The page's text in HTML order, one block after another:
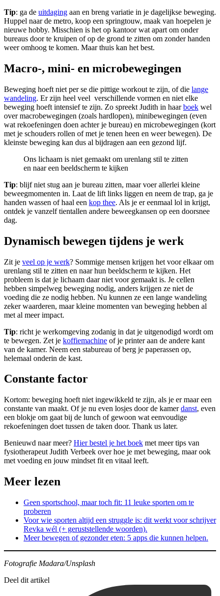
Tip: ga de uitdaging aan en breng variatie in je dagelijkse beweging.
Huppel naar de metro, koop een springtouw, maak van hoepelen je
nieuwe hobby. Misschien is het op kantoor wat apart om onder
bureaus door te kruipen of op de grond te zitten om zonder handen
weer omhoog te komen. Maar thuis kan het best.
Macro-, mini- en microbewegingen
Beweging hoeft niet per se die pittige workout te zijn, of die lange
wandeling. Er zijn heel veel verschillende vormen en niet elke
beweging hoeft intensief te zijn. Zo spreekt Judith in haarboek wel
over macrobewegingen (zoals hardlopen), minibewegingen (even
wat rekoefeningen doen achter je bureau) en microbewegingen (kort
met je schouders rollen of met je tenen heen en weer bewegen). De
kleinste beweging kan dus al bijdragen aan een gezond lijf.
Ons lichaam is niet gemaakt om urenlang stil te zitten
en naar een beeldscherm te kijken
Tip: blijf niet stug aan je bureau zitten, maar voer allerlei kleine
beweegmomenten in. Laat de lift links liggen en neem de trap, ga je
handen wassen of haal een kop thee. Als je er eenmaal lol in krijgt,
ontdek je vanzelf tientallen andere beweegkansen op een doorsnee
dag.
Dynamisch bewegen tijdens je werk
Zit je veel op je werk? Sommige mensen krijgen het voor elkaar om
urenlang stil te zitten en naar hun beeldscherm te kijken. Het
probleem is dat je lichaam daar niet voor gemaakt is. Je cellen
hebben simpelweg beweging nodig, anders krijgen ze niet de
voeding die ze nodig hebben. Nu kunnen ze een lange wandeling
zeker waarderen, maar kleine momenten van beweging hebben al
met al meer impact.
Tip: richt je werkomgeving zodanig in dat je uitgenodigd wordt om
te bewegen. Zet je koffiemachine of je printer aan de andere kant
van de kamer. Neem een stabureau of berg je paperassen op,
helemaal onderin de kast.
Constante factor
Kortom: beweging hoeft niet ingewikkeld te zijn, als je er maar een
constante van maakt. Of je nu even losjes door de kamerdanst, even
een blokje om gaat bij de lunch of gewoon wat eenvoudige
rekoefeningen doet tussen de taken door. Thank us later.
Benieuwd naar meer? Hier bestel je het boek met meer tips van
fysiotherapeut Judith Verbeek over hoe je met beweging, maar ook
met voeding en jouw mindset fit en vitaal leeft.
Meer lezen
Geen sportschool, maar toch fit: 11 leuke sporten om te
proberen
Voor wie sporten altijd een struggle is: dit werkt voor schrijver
Revka wél (+ geruststellende woorden).
Meer bewegen of gezonder eten: 5 apps die kunnen helpen.
Fotografie Madara/Unsplash
Deel dit artikel